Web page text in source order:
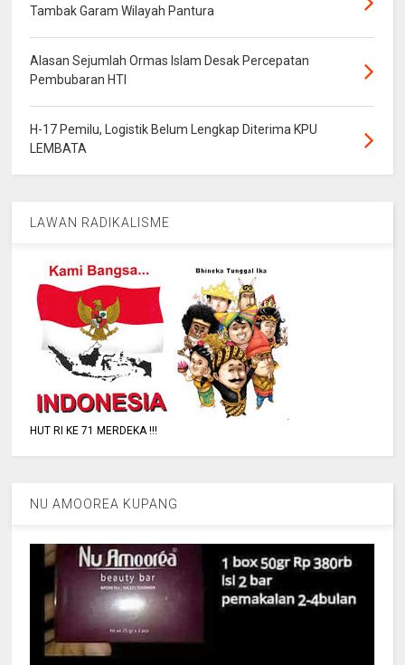
Tambak Garam Wilayah Pantura
Alasan Sejumlah Ormas Islam Desak Percepatan
Pembubaran HTI
H-17 Pemilu, Logistik Belum Lengkap Diterima KPU
LEMBATA
LAWAN RADIKALISME
HUT RI KE 71 MERDEKA !!!
NU AMOOREA KUPANG